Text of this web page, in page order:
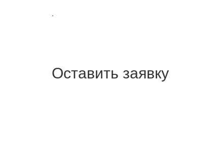
.
Оставить заявку